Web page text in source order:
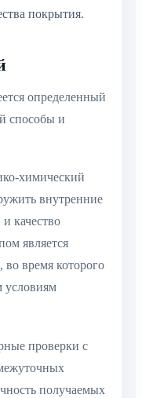
покрытия.
определенный
способы и
химический
внутренние
качество
является
во время которого
условиям
проверки с
получаемых